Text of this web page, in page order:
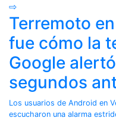
⇨
Terremoto
fue cómo la
Google
segundos
Los usuarios de Android en
escucharon una alarma